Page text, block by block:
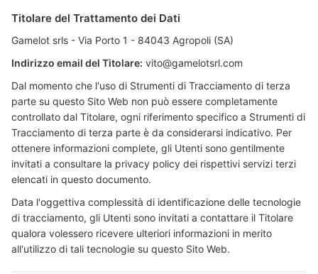
Titolare del Trattamento dei Dati
Gamelot srls - Via Porto 1 - 84043 Agropoli (SA)
Indirizzo email del Titolare: vito@gamelotsrl.com
Dal momento che l'uso di Strumenti di Tracciamento di terza
parte su questo Sito Web non può essere completamente
controllato dal Titolare, ogni riferimento specifico a Strumenti di
Tracciamento di terza parte è da considerarsi indicativo. Per
ottenere informazioni complete, gli Utenti sono gentilmente
invitati a consultare la privacy policy dei rispettivi servizi terzi
elencati in questo documento.
Data l'oggettiva complessità di identificazione delle tecnologie
di tracciamento, gli Utenti sono invitati a contattare il Titolare
qualora volessero ricevere ulteriori informazioni in merito
all'utilizzo di tali tecnologie su questo Sito Web.